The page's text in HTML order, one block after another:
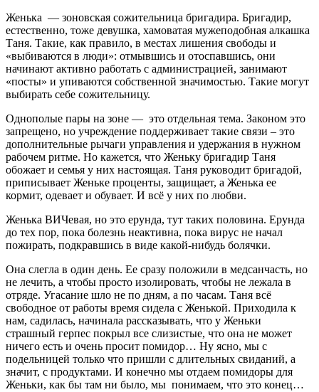
Женька — зоновская сожительница бригадира. Бригадир,
естественно, тоже девушка, хамоватая мужеподобная алкашка
Таня. Такие, как правило, в местах лишения свободы и
«выбиваются в люди»: отмывшись и отоспавшись, они
начинают активно работать с администрацией, занимают
«посты» и упиваются собственной значимостью. Такие могут
выбирать себе сожительницу.
Однополые пары на зоне — это отдельная тема. Законом это
запрещено, но учреждение поддерживает такие связи – это
дополнительные рычаги управления и удержания в нужном
рабочем ритме. Но кажется, что Женьку бригадир Таня
обожает и семья у них настоящая. Таня руководит бригадой,
приписывает Женьке проценты, защищает, а Женька ее
кормит, одевает и обувает. И всё у них по любви.
Женька ВИЧевая, но это ерунда, тут таких половина. Ерунда
до тех пор, пока болезнь неактивна, пока вирус не начал
пожирать, подкравшись в виде какой-нибудь болячки.
Она слегла в один день. Ее сразу положили в медсанчасть, но
не лечить, а чтобы просто изолировать, чтобы не лежала в
отряде. Угасание шло не по дням, а по часам. Таня всё
свободное от работы время сидела с Женькой. Приходила к
нам, садилась, начинала рассказывать, что у Женьки
страшный герпес покрыл все слизистые, что она не может
ничего есть и очень просит помидор… Ну ясно, мы с
подельницей только что пришли с длительных свиданий, а
значит, с продуктами. И конечно мы отдаем помидоры для
Женьки, как бы там ни было, мы понимаем, что это конец…